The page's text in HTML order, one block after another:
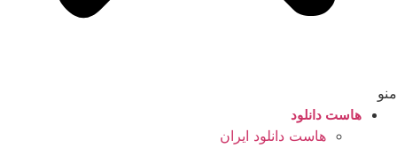
منو
هاست دانلود
هاست دانلود ایران